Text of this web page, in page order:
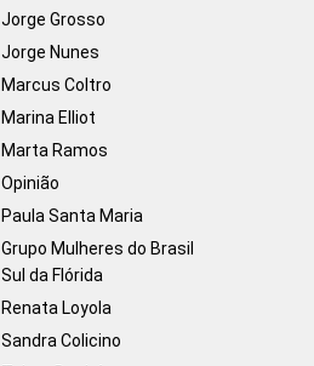
Jorge Grosso
Jorge Nunes
Marcus Coltro
Marina Elliot
Marta Ramos
Opinião
Paula Santa Maria
Grupo Mulheres do Brasil
Sul da Flórida
Renata Loyola
Sandra Colicino